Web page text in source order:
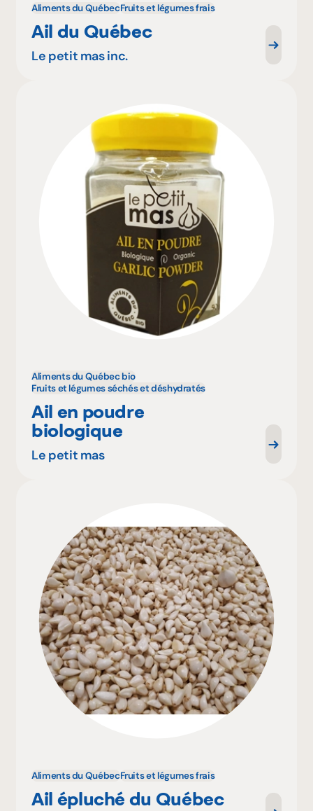
Aliments du QuébecFruits et légumes frais
Ail du Québec
Le petit mas inc.
Aliments du Québec bio
Fruits et légumes séchés et déshydratés
Ail en poudre
biologique
Le petit mas
Aliments du QuébecFruits et légumes frais
Ail épluché du Québec